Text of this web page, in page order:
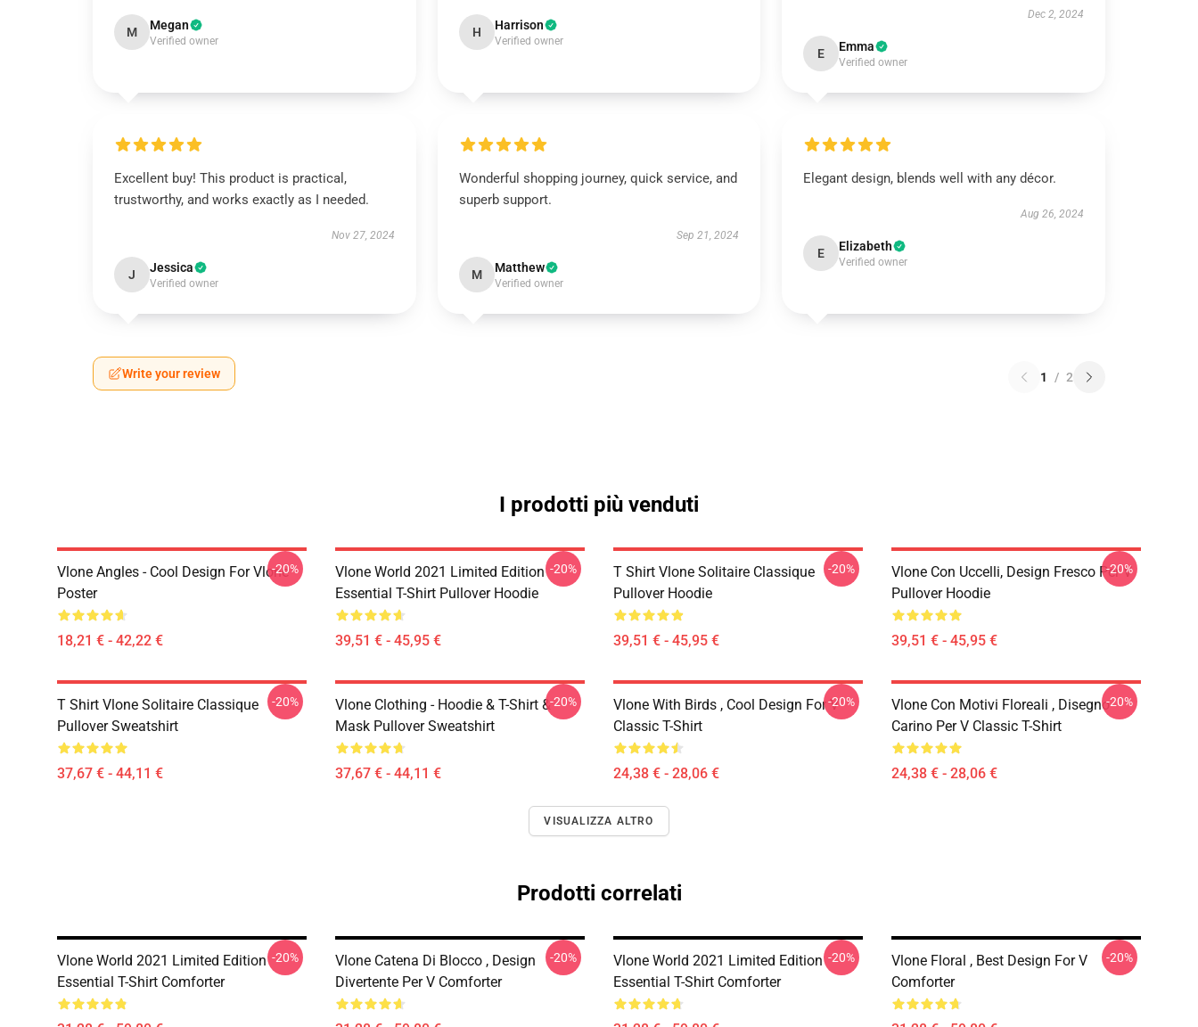
M Megan
Verified owner
H Harrison
Verified owner
Dec 2, 2024
E Emma
Verified owner
Excellent buy! This product is practical,
trustworthy, and works exactly as I needed.
Nov 27, 2024
J Jessica
Verified owner
Wonderful shopping journey, quick service, and
superb support.
Sep 21, 2024
M Matthew
Verified owner
Elegant design, blends well with any décor.
Aug 26, 2024
E Elizabeth
Verified owner
Write your review 1 / 2
I prodotti più venduti
Vlone Angles - Cool Design For Vlone
Poster
18,21 € - 42,22 €
-20%
Vlone World 2021 Limited Edition
Essential T-Shirt Pullover Hoodie
39,51 € - 45,95 €
-20%
T Shirt Vlone Solitaire Classique
Pullover Hoodie
39,51 € - 45,95 €
-20%
Vlone Con Uccelli, Design Fresco Per V
Pullover Hoodie
39,51 € - 45,95 €
-20%
T Shirt Vlone Solitaire Classique
Pullover Sweatshirt
37,67 € - 44,11 €
-20%
Vlone Clothing - Hoodie & T-Shirt &
Mask Pullover Sweatshirt
37,67 € - 44,11 €
-20%
Vlone With Birds , Cool Design For V
Classic T-Shirt
24,38 € - 28,06 €
-20%
Vlone Con Motivi Floreali , Disegno
Carino Per V Classic T-Shirt
24,38 € - 28,06 €
-20%
VISUALIZZA ALTRO
Prodotti correlati
Vlone World 2021 Limited Edition
Essential T-Shirt Comforter
-20%
Vlone Catena Di Blocco , Design
Divertente Per V Comforter
-20%
Vlone World 2021 Limited Edition
Essential T-Shirt Comforter
-20%
Vlone Floral , Best Design For V
Comforter
-20%